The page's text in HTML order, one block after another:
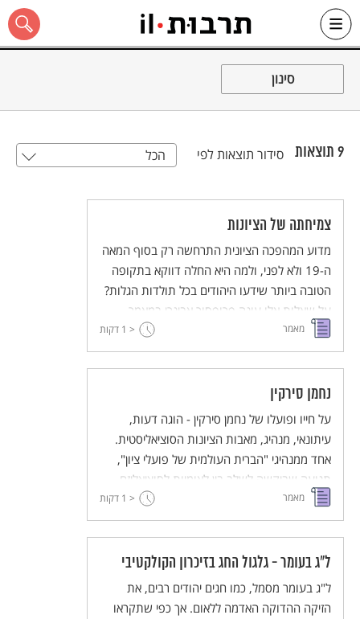
Skip
כל האתר
סינון
9 תוצאות סידור תוצאות לפי הכל
צמיחתה של הציונות
מדוע המהפכה הציונית התרחשה רק בסוף המאה
ה-19 ולא לפני, ולמה היא החלה דווקא בתקופה
הטובה ביותר שידעו היהודים בכל תולדות הגלות?
על שאלות אלו עונה פרופסור אבינרי במאמר
מסקרן, עמוק ומרחיב דעת.
מאמר < 1 דקות
נחמן סירקין
על חייו ופועלו של נחמן סירקין - הוגה דעות,
עיתונאי, מנהיג, מאבות הציונות הסוציאליסטית.
אחד ממנהיגי "הברית העולמית של פועלי ציון",
תנועה שביקשה לשלב בין לאומיות לסוציאליזם.
מאמר < 1 דקות
ל"ג בעומר - גלגול החג בזיכרון הקולקטיבי
ל"ג בעומר מסמל, כמו חגים יהודים רבים, את
הזיקה ההדוקה האדמה ללאום. אך כפי שתקראו